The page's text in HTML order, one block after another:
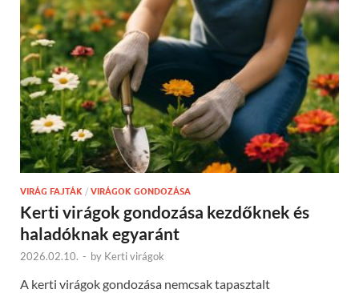
VIRÁG FAJTÁK / VIRÁGOK GONDOZÁSA
Kerti virágok gondozása kezdőknek és
haladóknak egyaránt
2026.02.10. - by Kerti virágok
A kerti virágok gondozása nemcsak tapasztalt